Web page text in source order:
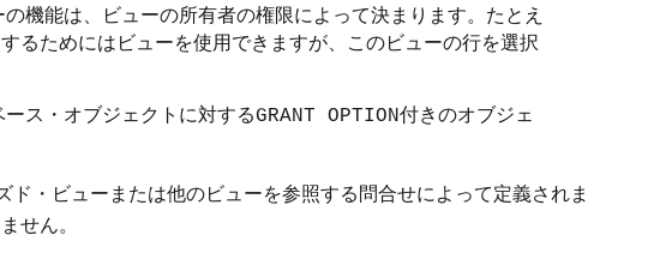
機能は、ビューの所有者の権限によって決まります。たとえ
るためにはビューを使用できますが、このビューの行を選択
ス・オブジェクトに対するGRANT OPTION付きのオブジェ
・ビューまたは他のビューを参照する問合せによって定義されま
せん。